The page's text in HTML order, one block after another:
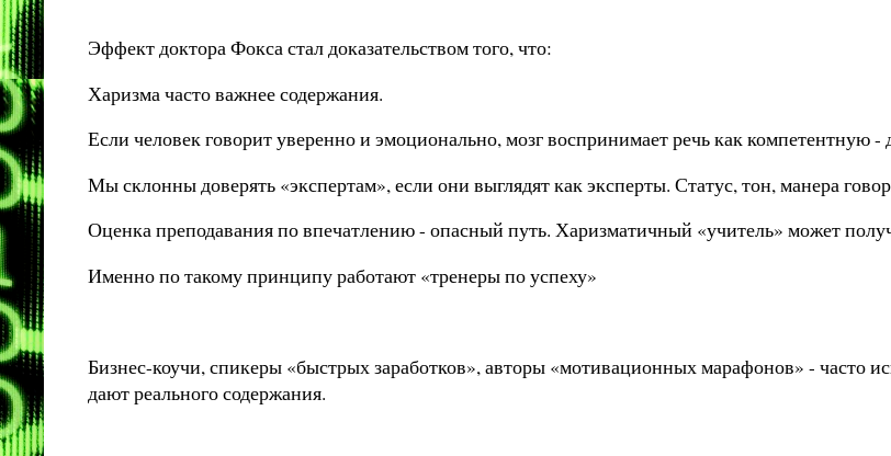
Эффект доктора Фокса стал доказательством того, что:
Харизма часто важнее содержания.
Если человек говорит уверенно и эмоционально, мозг воспринимает речь как компетентную -
Мы склонны доверять «экспертам», если они выглядят как эксперты. Статус, тон, манера
Оценка преподавания по впечатлению - опасный путь. Харизматичный «учитель» может
Именно по такому принципу работают «тренеры по успеху»
Бизнес-коучи, спикеры «быстрых заработков», авторы «мотивационных марафонов» - часто
дают реального содержания.